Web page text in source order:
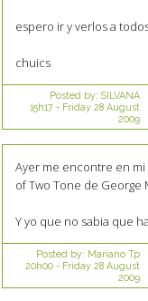
espero ir y verlos a
chuics
Posted by: SILVANA
15h17- Friday 28 August
2009
Ayer me encontre en
of Two Tone de George
Y yo que no sabia que
Posted by: Mariano Tp
20h00- Friday 28 August
2009